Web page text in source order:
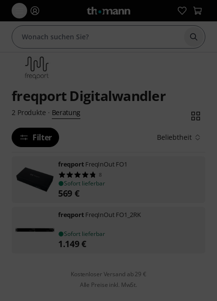
Suche
freqport Digitalwandler
2 Produkte · Beratung
Filter Beliebtheit
freqport FreqInOut FO1
8
Sofort lieferbar
569 €
freqport FreqInOut FO1_2RK
Sofort lieferbar
1.149€
Kostenloser Versand ab 29 €
Alle Preise inkl. MwSt.